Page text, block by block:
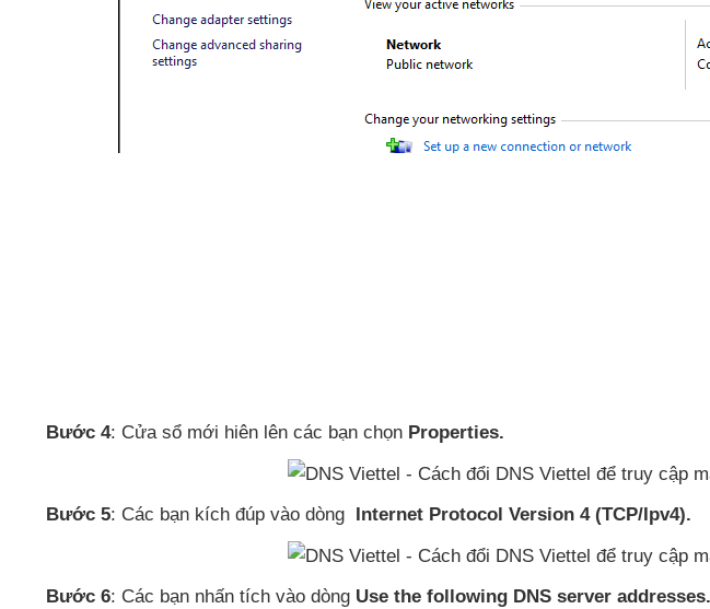
Bước 4: Cửa sổ mới hiên lên các bạn chọn Properties.
Bước 5: Các bạn kích đúp vào dòng Internet Protocol Version 4 (TCP/Ipv4).
Bước 6: Các bạn nhấn tích vào dòng Use the following DNS server addresses.